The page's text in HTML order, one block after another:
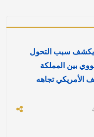
يكشف سبب التحول
بين المملكة
الأمريكي تجاهه